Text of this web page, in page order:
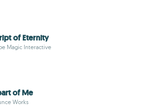
of Eternity
Magic Interactive
of Me
Works